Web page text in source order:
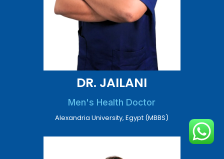
DR. JAILANI
Men's Health Doctor
Alexandria University, Egypt (MBBS)